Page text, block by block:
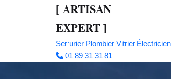
[ ARTISAN
EXPERT]
Serrurier Plombier Vitrier Électricien
01 89 31 31 81